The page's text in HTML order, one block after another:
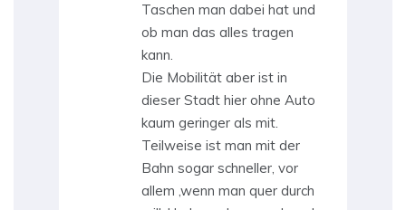
Taschen man dabei hat und
ob man das alles tragen
kann.
Die Mobilität aber ist in
dieser Stadt hier ohne Auto
kaum geringer als mit.
Teilweise ist man mit der
Bahn sogar schneller, vor
allem ,wenn man quer durch